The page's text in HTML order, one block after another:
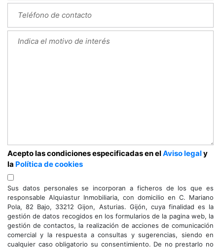
Acepto las condiciones especificadas en elAviso legaly
la Política de cookies
Sus datos personales se incorporan a ficheros de los que es
responsable Alquiastur Inmobiliaria, con domicilio en C. Mariano
Pola, 82 Bajo, 33212 Gijon, Asturias. Gijón, cuya finalidad es la
gestión de datos recogidos en los formularios de la pagina web, la
gestión de contactos, la realización de acciones de comunicación
comercial y la respuesta a consultas y sugerencias, siendo en
cualquier caso obligatorio su consentimiento. De no prestarlo no